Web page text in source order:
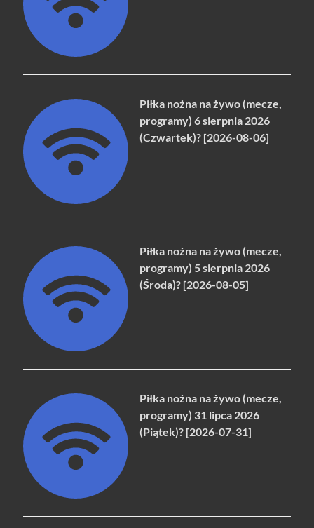
Piłka nożna na żywo (mecze,
programy) 6 sierpnia 2026
(Czwartek)? [2026-08-06]
Piłka nożna na żywo (mecze,
programy) 5 sierpnia 2026
(Środa)? [2026-08-05]
Piłka nożna na żywo (mecze,
programy) 31 lipca 2026
(Piątek)? [2026-07-31]